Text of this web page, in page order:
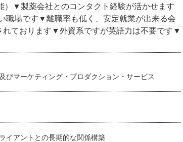
）▼製薬会社とのコンタクト経験が活かせます
職場です▼離職率も低く、安定就業が出来る会
ております▼外資系ですが英語力は不要です▼
びマーケティング・プロダクション・サービス
イアントとの長期的な関係構築